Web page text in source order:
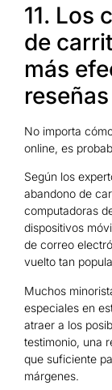
11. Los
de
más
No importa
online, es
Según los
abandono de
computadoras
dispositivos
de correo
vuelto tan
Muchos
especiales en
atraer a los
testimonio, una
que suficiente
márgenes.